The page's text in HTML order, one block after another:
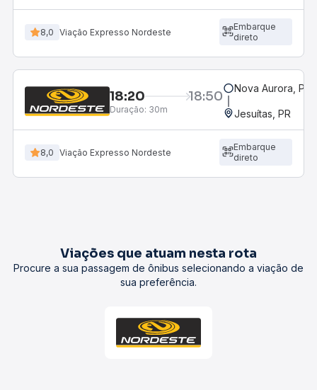
8,0 Viação Expresso Nordeste
Embarque
direto
18:20 18:50
Duração: 30m
Nova Aurora, PR
Jesuítas, PR
8,0 Viação Expresso Nordeste
Embarque
direto
Viações que atuam nesta rota
Procure a sua passagem de ônibus selecionando a viação de
sua preferência.